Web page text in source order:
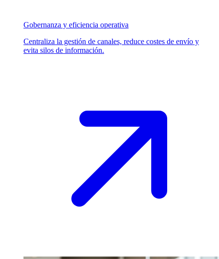
Gobernanza y eficiencia operativa
Centraliza la gestión de canales, reduce costes de envío y
evita silos de información.